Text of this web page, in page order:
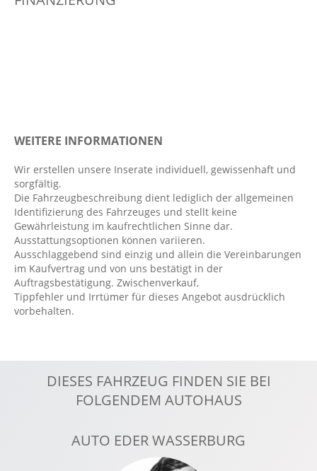
Fernlichtassistent
Ganzjahresreifen
Geschwindigkeitsbegrenzer
Handyvorbereitung Bluetooth
Informations- und Servicesystem: Opel Connect
ISOFIX Kindersitzbefestigung
Klimaanlage
LED-Scheinwerfer
LED-Tagfahrlicht
Leichtmetallfelgen 16 Zoll
Lenksäule verstellbar
WEITERE INFORMATIONEN
Wir erstellen unsere Inserate individuell, gewissenhaft und
sorgfältig.
Die Fahrzeugbeschreibung dient lediglich der allgemeinen
Identifizierung des Fahrzeuges und stellt keine
Gewährleistung im kaufrechtlichen Sinne dar.
Ausstattungsoptionen können variieren.
Ausschlaggebend sind einzig und allein die Vereinbarungen
im Kaufvertrag und von uns bestätigt in der
Auftragsbestätigung. Zwischenverkauf,
Tippfehler und Irrtümer für dieses Angebot ausdrücklich
vorbehalten.
DIESES FAHRZEUG FINDEN SIE BEI
FOLGENDEM AUTOHAUS
AUTO EDER WASSERBURG